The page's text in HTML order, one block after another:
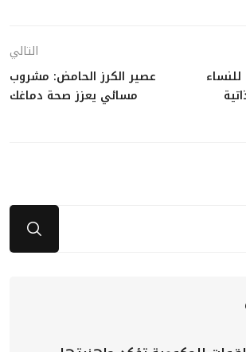
التالي
عصير الكرز الحامض: مشروب
مسائي يعزز صحة دماغك